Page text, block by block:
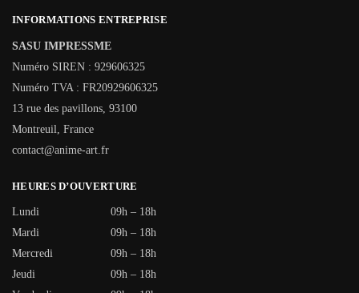
INFORMATIONS ENTREPRISE
SASU IMPRESSME
Numéro SIREN : 929606325
Numéro TVA : FR20929606325
13 rue des pavillons, 93100
Montreuil, France
contact@anime-art.fr
HEURES D’OUVERTURE
Lundi
09h – 18h
Mardi
09h – 18h
Mercredi
09h – 18h
Jeudi
09h – 18h